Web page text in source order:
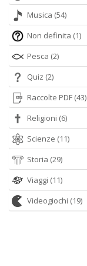
Musica (54)
Non definita (1)
Pesca (2)
Quiz (2)
Raccolte PDF (43)
Religioni (6)
Scienze (11)
Storia (29)
Viaggi (11)
Videogiochi (19)